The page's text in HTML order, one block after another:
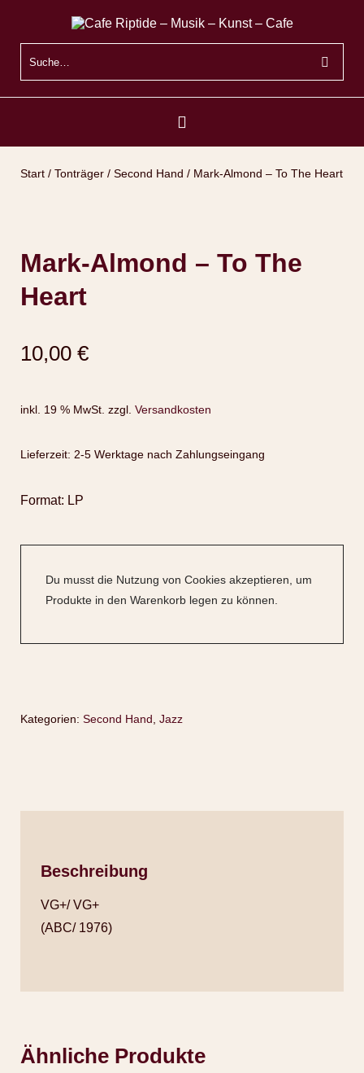
Start / Tonträger / Second Hand / Mark-Almond – To The Heart
Mark-Almond – To The
Heart
10,00 €
inkl. 19 % MwSt. zzgl. Versandkosten
Lieferzeit: 2-5 Werktage nach Zahlungseingang
Format: LP
Du musst die Nutzung von Cookies akzeptieren, um
Produkte in den Warenkorb legen zu können.
Kategorien: Second Hand Jazz
Beschreibung
VG+/ VG+
(ABC/ 1976)
Ähnliche Produkte